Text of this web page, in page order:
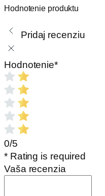
Hodnotenie produktu
Pridaj recenziu
Hodnotenie*
0/5
* Rating is required
Vaša recenzia